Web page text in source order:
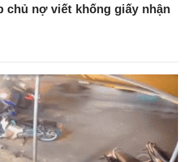
chủ nợ viết khống giấy nhận